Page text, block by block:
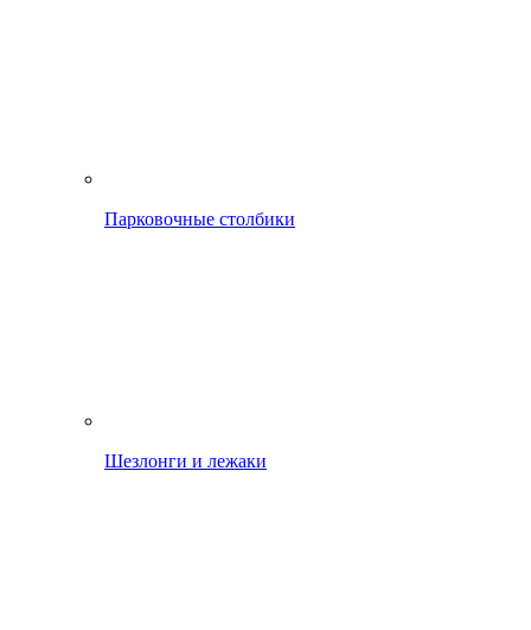
Парковочные столбики
Шезлонги и лежаки